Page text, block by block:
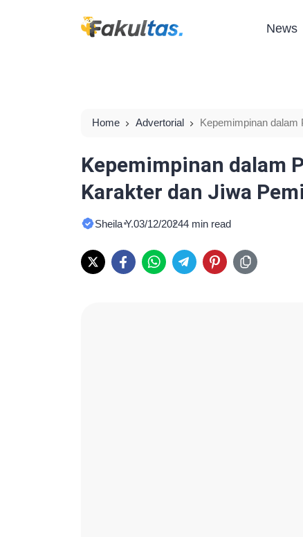
News
Home Advertorial
Kepemimpinan dalam
Kepemimpinan dalam
Karakter dan Jiwa
Sheila Y.03/12/20244 min read